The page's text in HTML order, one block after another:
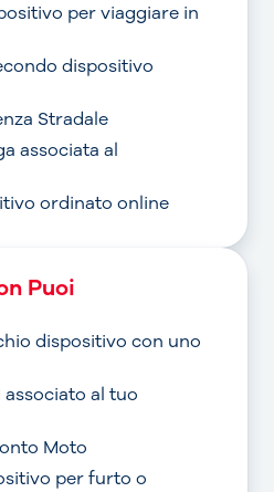
per viaggiare in
dispositivo
Stradale
associata al
ordinato online
Puoi
dispositivo con uno
al tuo
Moto
per furto o